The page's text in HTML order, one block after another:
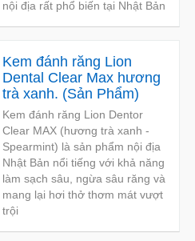
nội địa rất phổ biến tại Nhật Bản
Kem đánh răng Lion
Dental Clear Max hương
trà xanh. (Sản Phẩm)
Kem đánh răng Lion Dentor
Clear MAX (hương trà xanh -
Spearmint) là sản phẩm nội địa
Nhật Bản nổi tiếng với khả năng
làm sạch sâu, ngừa sâu răng và
mang lại hơi thở thơm mát vượt
trội